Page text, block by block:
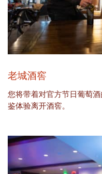
老城酒窖
您将带着对官方节日葡萄
鉴体验离开酒窖。